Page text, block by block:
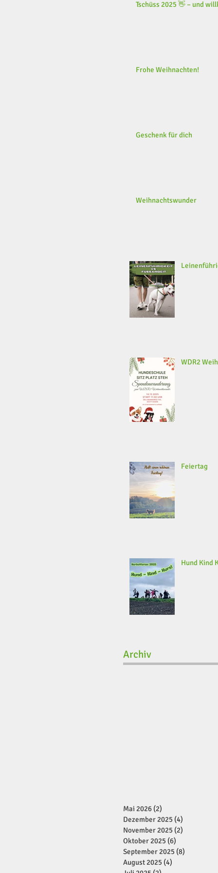
Tschüss 2025 👋 – und
Frohe Weihnachten!
Geschenk für dich
Weihnachtswunder
WDR2
Feiertag
Hund Kind
Archiv
Mai 2026 (2)
Dezember 2025 (4)
November 2025 (2)
Oktober 2025 (6)
September 2025 (8)
August 2025 (4)